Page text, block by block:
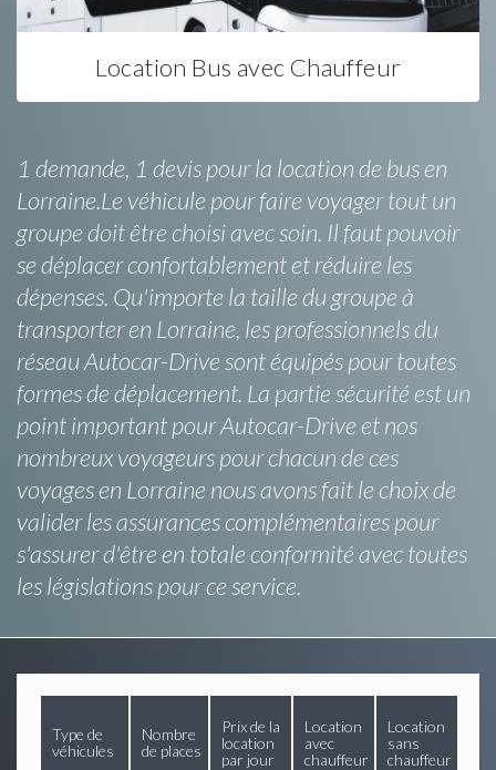
Location Bus avec Chauffeur
1 demande, 1 devis pour la location de bus en
Lorraine.Le véhicule pour faire voyager tout un
groupe doit être choisi avec soin. Il faut pouvoir
se déplacer confortablement et réduire les
dépenses. Qu'importe la taille du groupe à
transporter en Lorraine, les professionnels du
réseau Autocar-Drive sont équipés pour toutes
formes de déplacement. La partie sécurité est un
point important pour Autocar-Drive et nos
nombreux voyageurs pour chacun de ces
voyages en Lorraine nous avons fait le choix de
valider les assurances complémentaires pour
s'assurer d'être en totale conformité avec toutes
les législations pour ce service.
Type de
véhicules
Nombre
de places
Prix de la
location
par jour
Location
avec
chauffeur
Location
sans
chauffeur